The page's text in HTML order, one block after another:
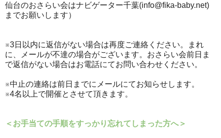
仙台のおさらい会はナビゲーター千葉(info@fika-baby.net)
までお願いします）
※3日以内に返信がない場合は再度ご連絡ください。まれ
に、メールが不達の場合がございます。おさらい会前日ま
で返信がない場合はお電話にてお問い合わせください。
※中止の連絡は前日までにメールにてお知らせします。
※4名以上で開催とさせて頂きます。
＜お手当ての手順をすっかり忘れてしまった方へ＞